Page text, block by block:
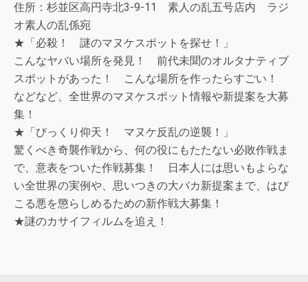
住所：杉並区高円寺北3-9-11 素人の乱五号店内 ラジ
オ素人の乱係宛
★「必殺！ 謎のマヌケスポットを探せ！」
こんなヤバい場所を発見！ 前代未聞のオルタナティブ
スポットがあった！ こんな場所を作ったらすごい！
などなど、全世界のマヌケスポット情報や新提案を大募
集！
★「びっくり仰天！ マヌケ反乱の逆襲！」
驚くべき奇襲作戦から、何の役にもたたない必敗作戦ま
で、意表をついた作戦募集！ 日本人には思いもよらな
い全世界の実例や、思いつきの大バカ新提案まで、はび
こる悪を懲らしめるための新作戦大募集！
★謎のカサイフィルムを追え！